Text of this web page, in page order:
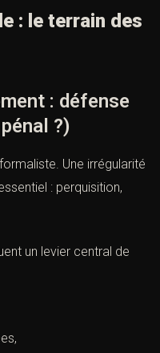
: le terrain des
: défense
?)
Une irrégularité
: perquisition,
un levier central de